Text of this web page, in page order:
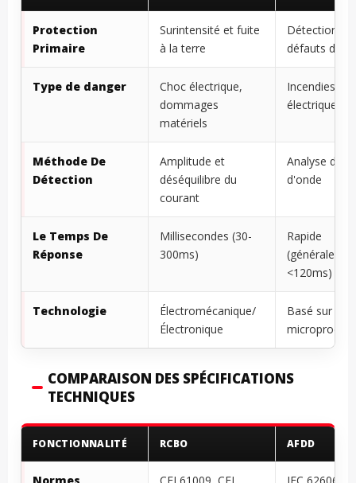
Protection
Primaire
Surintensité et fuite
à la terre
Détection
défauts d'arc
Type de danger
Choc électrique,
dommages
matériels
Incendies
électriques
Méthode De
Détection
Amplitude et
déséquilibre du
courant
Analyse de
d'onde
Le Temps De
Réponse
Millisecondes (30-
300ms)
Rapide
<120ms)
Technologie
Électromécanique/
Électronique
Basé sur un
COMPARAISON DES SPÉCIFICATIONS
TECHNIQUES
FONCTIONNALITÉ RCBO AFDD